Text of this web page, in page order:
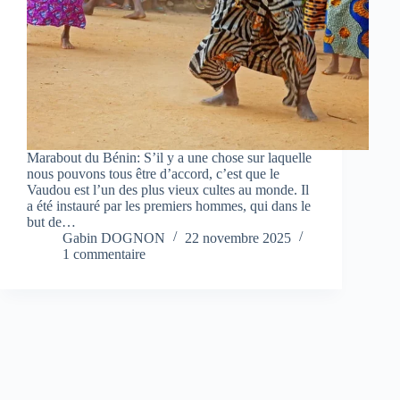
Marabout du Bénin: S’il y a une chose sur laquelle
nous pouvons tous être d’accord, c’est que le
Vaudou est l’un des plus vieux cultes au monde. Il
a été instauré par les premiers hommes, qui dans le
but de…
Gabin DOGNON
22 novembre 2025
1 commentaire